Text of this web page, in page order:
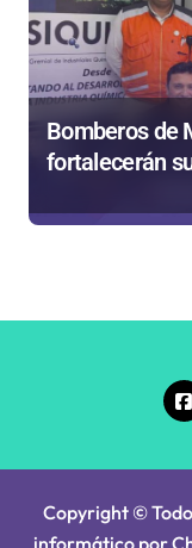
Bomberos de
fortalecerán
para
complejas
Copyright ©